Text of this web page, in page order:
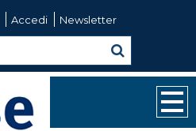
Accedi Newsletter